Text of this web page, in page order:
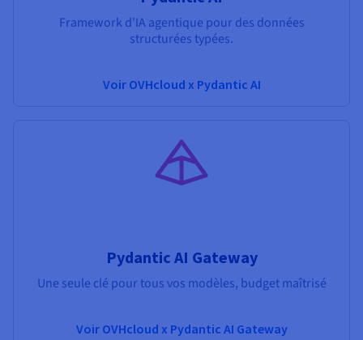
Framework d'IA agentique pour des données
structurées typées.
Voir OVHcloud x Pydantic AI
Pydantic AI Gateway
Une seule clé pour tous vos modèles, budget maîtrisé
Voir OVHcloud x Pydantic AI Gateway